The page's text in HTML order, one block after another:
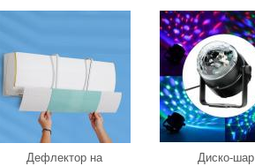
Дефлектор на
Диско-шар